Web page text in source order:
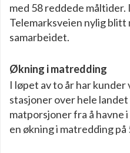
med 58 reddede måltider.
Telemarksveien nylig blitt
samarbeidet.
Økning i matredding
I løpet av to år har
stasjoner over hele
matporsjoner fra å havne
en økning i matredding på